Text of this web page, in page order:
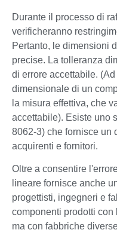
Durante il processo di
verificheranno
Pertanto, le dimensioni
precise. La tolleranza
di errore accettabile.
dimensionale di un
la misura effettiva, che
accettabile). Esiste uno
8062-3) che fornisce un
acquirenti e fornitori.
Oltre a consentire
lineare fornisce anche
progettisti, ingegneri e
componenti prodotti
ma con fabbriche